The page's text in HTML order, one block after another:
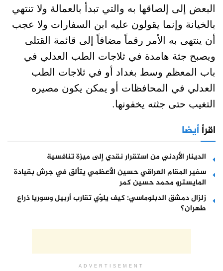
البعض إلى إلصاقها به والتي تبدأ بالعمالة ولا تنتهي
بالخيانة وإنما يقولون عليه ابن السفارات ولا عجب
أن ينتهى به الأمر رقماً مضافاً إلى قائمة القتلى
ويصبح جثة هامدة في ثلاجات الطب العدلي في
باب المعظم وسط بغداد أو في ثلاجات الطب
العدلي في المحافظات أو يمكن يكون مصيره
التغيب حتى جثته يخفونها.
اقرأأيضا
الدينار الأردني من استقرار نقدي إلى ميزة تنافسية
سفير المقام العراقي حسين الأعظمي يتألق في جرش بقيادة
المايسترو محمد حسين كمر
زلزال دمشق الدبلوماسي: كيف يلوّي تقارب أربيل وسوريا ذراع
طهران؟
ADVERTISEMENT